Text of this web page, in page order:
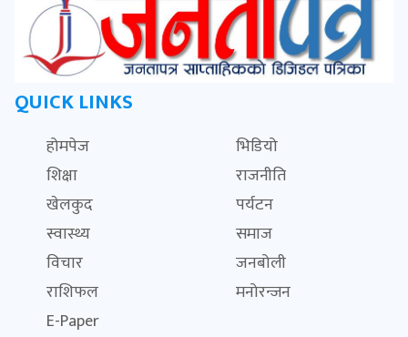
QUICK LINKS
होमपेज
भिडियो
शिक्षा
राजनीति
खेलकुद
पर्यटन
स्वास्थ्य
समाज
विचार
जनबोली
राशिफल
मनोरन्जन
E-Paper